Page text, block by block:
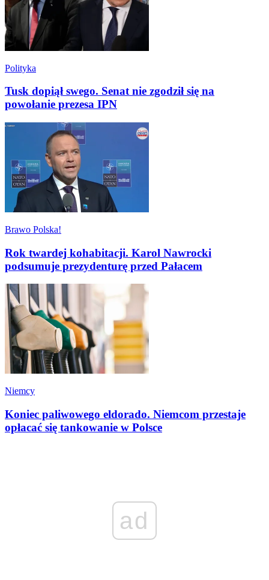
Polityka
Tusk dopiął swego. Senat nie zgodził się na
powołanie prezesa IPN
Brawo Polska!
Rok twardej kohabitacji. Karol Nawrocki
podsumuje prezydenturę przed Pałacem
Niemcy
Koniec paliwowego eldorado. Niemcom przestaje
opłacać się tankowanie w Polsce
ad